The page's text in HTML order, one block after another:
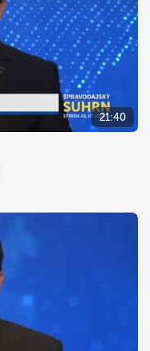
21:40